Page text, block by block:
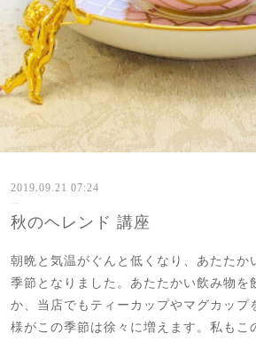
2019.09.21 07:24
秋のヘレンド 講座
朝晩と気温がぐんと低くなり、あたたか
季節となりました。あたたかい飲み物を
か、当店でもティーカップやマグカップ
様がこの季節は徐々に増えます。私も